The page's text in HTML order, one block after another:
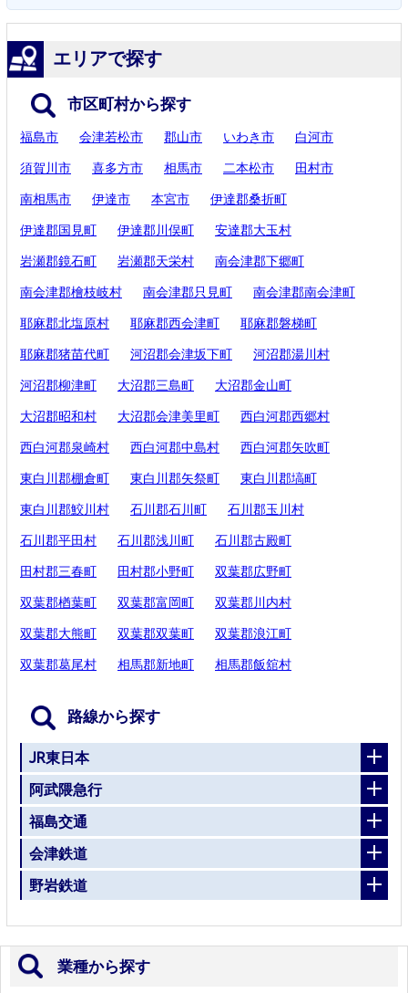
エリアで探す
市区町村から探す
福島市 会津若松市 郡山市 いわき市 白河市
須賀川市 喜多方市 相馬市 二本松市 田村市
南相馬市 伊達市 本宮市 伊達郡桑折町
伊達郡国見町 伊達郡川俣町 安達郡大玉村
岩瀬郡鏡石町 岩瀬郡天栄村 南会津郡下郷町
南会津郡檜枝岐村 南会津郡只見町 南会津郡南会津町
耶麻郡北塩原村 耶麻郡西会津町 耶麻郡磐梯町
耶麻郡猪苗代町 河沼郡会津坂下町 河沼郡湯川村
河沼郡柳津町 大沼郡三島町 大沼郡金山町
大沼郡昭和村 大沼郡会津美里町 西白河郡西郷村
西白河郡泉崎村 西白河郡中島村 西白河郡矢吹町
東白川郡棚倉町 東白川郡矢祭町 東白川郡塙町
東白川郡鮫川村 石川郡石川町 石川郡玉川村
石川郡平田村 石川郡浅川町 石川郡古殿町
田村郡三春町 田村郡小野町 双葉郡広野町
双葉郡楢葉町 双葉郡富岡町 双葉郡川内村
双葉郡大熊町 双葉郡双葉町 双葉郡浪江町
双葉郡葛尾村 相馬郡新地町 相馬郡飯舘村
路線から探す
JR東日本
阿武隈急行
福島交通
会津鉄道
野岩鉄道
業種から探す